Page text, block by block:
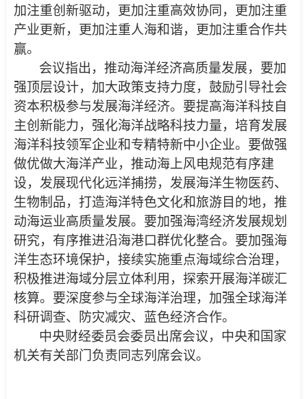
加注重创新驱动，更加注重高效协同，更加注重
产业更新，更加注重人海和谐，更加注重合作共
赢。
会议指出，推动海洋经济高质量发展，要加
强顶层设计，加大政策支持力度，鼓励引导社会
资本积极参与发展海洋经济。要提高海洋科技自
主创新能力，强化海洋战略科技力量，培育发展
海洋科技领军企业和专精特新中小企业。要做强
做优做大海洋产业，推动海上风电规范有序建
设，发展现代化远洋捕捞，发展海洋生物医药、
生物制品，打造海洋特色文化和旅游目的地，推
动海运业高质量发展。要加强海湾经济发展规划
研究，有序推进沿海港口群优化整合。要加强海
洋生态环境保护，接续实施重点海域综合治理，
积极推进海域分层立体利用，探索开展海洋碳汇
核算。要深度参与全球海洋治理，加强全球海洋
科研调查、防灾减灾、蓝色经济合作。
中央财经委员会委员出席会议，中央和国家
机关有关部门负责同志列席会议。